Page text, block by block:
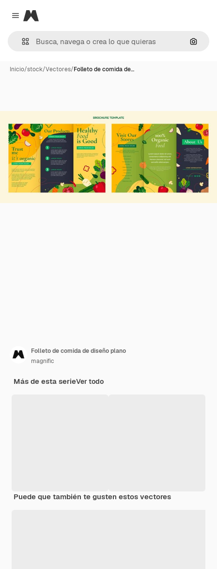
Close menu
Magnific
Inicio/stock/Vectores/Folleto de comida de…
Folleto de comida de diseño plano
magnific
Más de esta serieVer todo
Puede que también te gusten estos vectores